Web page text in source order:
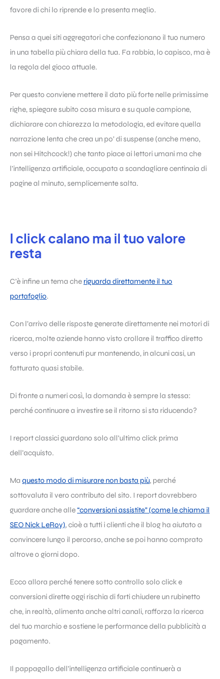
favore di chi lo riprende e lo presenta meglio.
Pensa a quei siti aggregatori che confezionano il tuo numero
in una tabella più chiara della tua. Fa rabbia, lo capisco, ma è
la regola del gioco attuale.
Per questo conviene mettere il dato più forte nelle primissime
righe, spiegare subito cosa misura e su quale campione,
dichiarare con chiarezza la metodologia, ed evitare quella
narrazione lenta che crea un po’ di suspense (anche meno,
non sei Hitchcock!) che tanto piace ai lettori umani ma che
l’intelligenza artificiale, occupata a scandagliare centinaia di
pagine al minuto, semplicemente salta.
I click calano ma il tuo valore
resta
C’è infine un tema che riguarda direttamente il tuo
portafoglio.
Con l’arrivo delle risposte generate direttamente nei motori di
ricerca, molte aziende hanno visto crollare il traffico diretto
verso i propri contenuti pur mantenendo, in alcuni casi, un
fatturato quasi stabile.
Di fronte a numeri così, la domanda è sempre la stessa:
perché continuare a investire se il ritorno si sta riducendo?
I report classici guardano solo all’ultimo click prima
dell’acquisto.
Ma questo modo di misurare non basta più, perché
sottovaluta il vero contributo del sito. I report dovrebbero
guardare anche alle“conversioni assistite” (come le chiama il
SEO Nick LeRoy), cioè a tutti i clienti che il blog ha aiutato a
convincere lungo il percorso, anche se poi hanno comprato
altrove o giorni dopo.
Ecco allora perché tenere sotto controllo solo click e
conversioni dirette oggi rischia di farti chiudere un rubinetto
che, in realtà, alimenta anche altri canali, rafforza la ricerca
del tuo marchio e sostiene le performance della pubblicità a
pagamento.
Il pappagallo dell’intelligenza artificiale continuerà a